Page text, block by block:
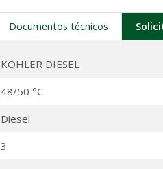
Documentos técnicos
KOHLER DIESEL
48/50 °C
Diesel
3